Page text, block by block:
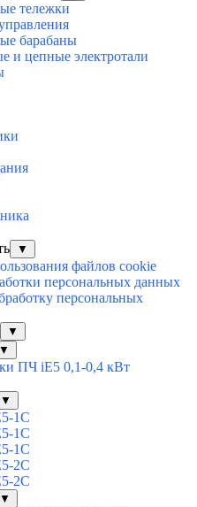
тележки
барабаны
и цепные электротали
▼
файлов cookie
персональных данных
персональных
▼
▼
ПЧ iE5 0,1-0,4 кВт
▼
1C
1C
1C
2C
2C
▼